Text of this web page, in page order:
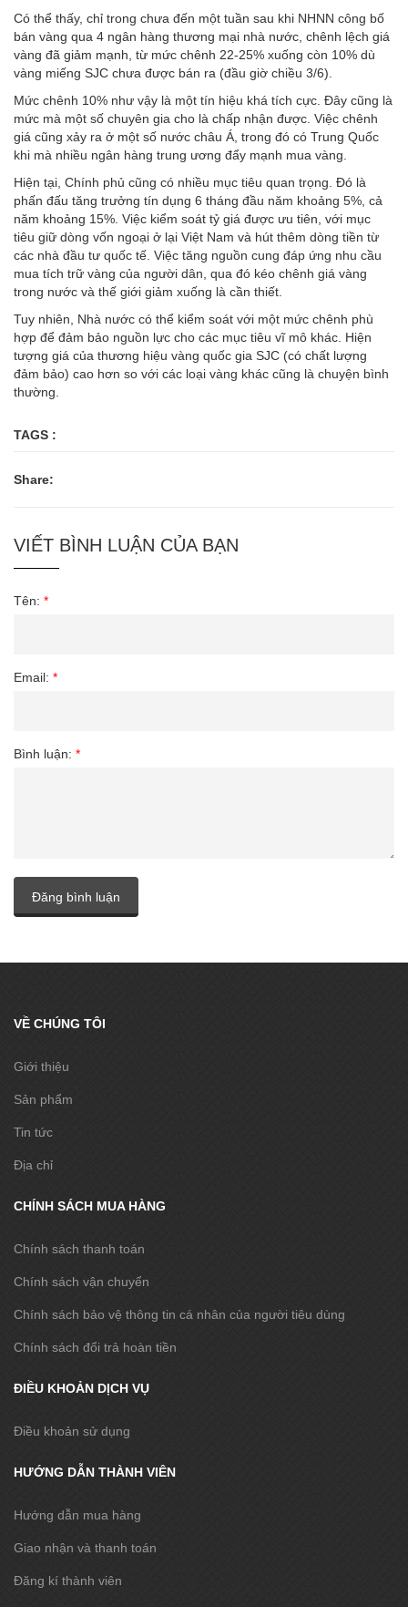
Có thể thấy, chỉ trong chưa đến một tuần sau khi NHNN công bố
bán vàng qua 4 ngân hàng thương mại nhà nước, chênh lệch giá
vàng đã giảm mạnh, từ mức chênh 22-25% xuống còn 10% dù
vàng miếng SJC chưa được bán ra (đầu giờ chiều 3/6).
Mức chênh 10% như vậy là một tín hiệu khá tích cực. Đây cũng là
mức mà một số chuyên gia cho là chấp nhận được. Việc chênh
giá cũng xảy ra ở một số nước châu Á, trong đó có Trung Quốc
khi mà nhiều ngân hàng trung ương đẩy mạnh mua vàng.
Hiện tại, Chính phủ cũng có nhiều mục tiêu quan trọng. Đó là
phấn đấu tăng trưởng tín dụng 6 tháng đầu năm khoảng 5%, cả
năm khoảng 15%. Việc kiểm soát tỷ giá được ưu tiên, với mục
tiêu giữ dòng vốn ngoại ở lại Việt Nam và hút thêm dòng tiền từ
các nhà đầu tư quốc tế. Việc tăng nguồn cung đáp ứng nhu cầu
mua tích trữ vàng của người dân, qua đó kéo chênh giá vàng
trong nước và thế giới giảm xuống là cần thiết.
Tuy nhiên, Nhà nước có thể kiểm soát với một mức chênh phù
hợp để đảm bảo nguồn lực cho các mục tiêu vĩ mô khác. Hiện
tượng giá của thương hiệu vàng quốc gia SJC (có chất lượng
đảm bảo) cao hơn so với các loại vàng khác cũng là chuyện bình
thường.
TAGS :
Share:
VIẾT BÌNH LUẬN CỦA BẠN
Tên: *
Email: *
Bình luận: *
Đăng bình luận
VỀ CHÚNG TÔI
Giới thiệu
Sản phẩm
Tin tức
Địa chỉ
CHÍNH SÁCH MUA HÀNG
Chính sách thanh toán
Chính sách vận chuyển
Chính sách bảo vệ thông tin cá nhân của người tiêu dùng
Chính sách đổi trả hoàn tiền
ĐIỀU KHOẢN DỊCH VỤ
Điều khoản sử dụng
HƯỚNG DẪN THÀNH VIÊN
Hướng dẫn mua hàng
Giao nhận và thanh toán
Đăng kí thành viên